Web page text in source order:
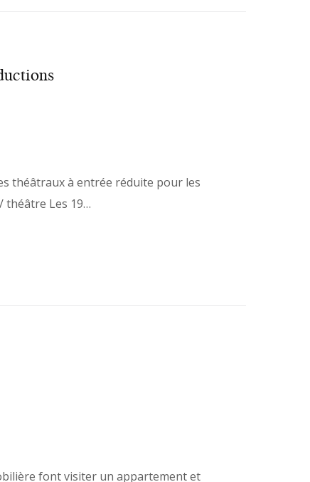
théâtraux à entrée réduite pour les
théâtre Les 19…
font visiter un appartement et